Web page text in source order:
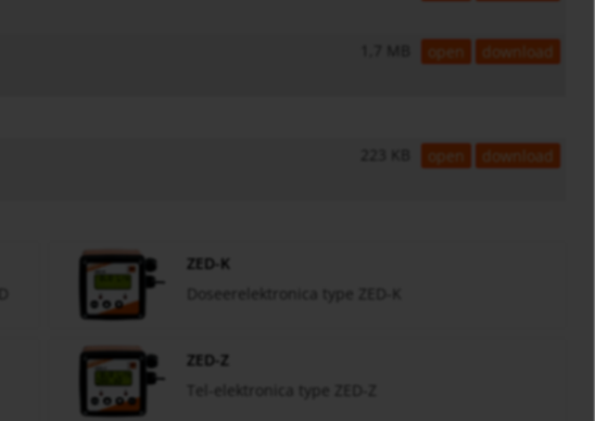
open download
223 KB open download
ZED-K
Doseerelektronica type ZED-K
ZED-Z
Tel-elektronica type ZED-Z